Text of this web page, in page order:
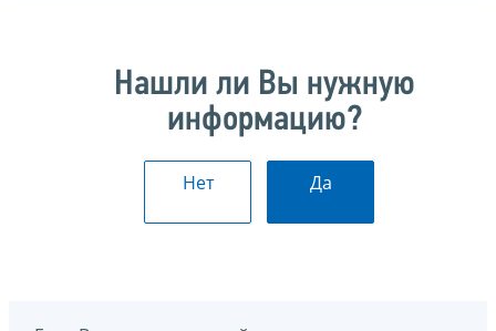
Нашли ли Вы нужную
информацию?
Нет Да